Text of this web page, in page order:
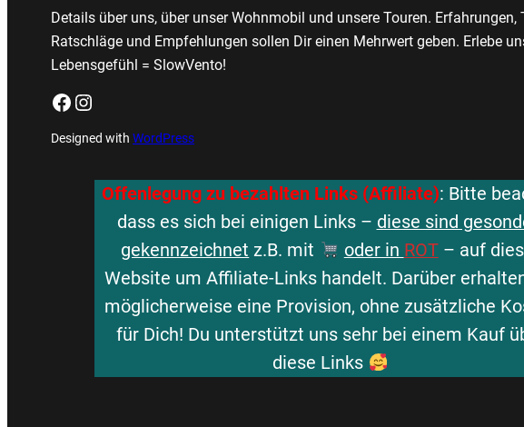
Details über uns, über unser Wohnmobil und unsere Touren. Erfahrungen,
Ratschläge und Empfehlungen sollen Dir einen Mehrwert geben. Erlebe
Lebensgefühl = SlowVento!
Facebook Instagram
Designed with WordPress
Offenlegung zu bezahlten Links (Affiliate): Bitte
dass es sich bei einigen Links – diese sind
gekennzeichnet z.B. mit oder in ROT– auf
Website um Affiliate-Links handelt. Darüber
möglicherweise eine Provision, ohne zusätzliche
für Dich! Du unterstützt uns sehr bei einem Kauf
diese Links